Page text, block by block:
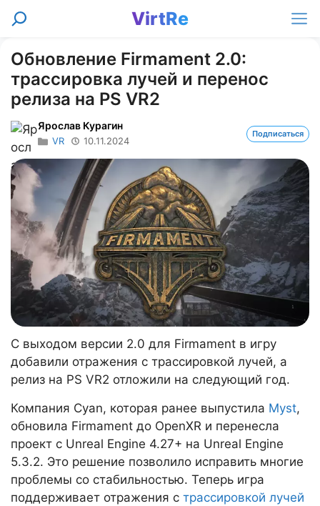
Перейти
VirtRe
Поиск
Обновление Firmament 2.0:
трассировка лучей и перенос
релиза на PS VR2
Ярослав Курагин
VR 10.11.2024
Подписаться
С выходом версии 2.0 для Firmament в игру
добавили отражения с трассировкой лучей, а
релиз на PS VR2 отложили на следующий год.
Компания Cyan, которая ранее выпустила Myst,
обновила Firmament до OpenXR и перенесла
проект с Unreal Engine 4.27+ на Unreal Engine
5.3.2. Это решение позволило исправить многие
проблемы со стабильностью. Теперь игра
поддерживает отражения с трассировкой лучей